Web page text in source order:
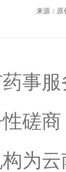
来源：
服
磋
为